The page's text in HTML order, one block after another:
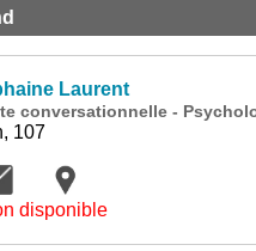
Laurent
conversationnelle -
107
disponible